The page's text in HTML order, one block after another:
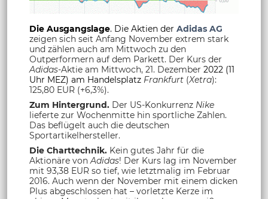
Die Ausgangslage. Die Aktien der Adidas AG
zeigen sich seit Anfang November extrem stark
und zählen auch am Mittwoch zu den
Outperformern auf dem Parkett. Der Kurs der
Adidas-Aktie am Mittwoch, 21. Dezember 2022 (11
Uhr MEZ) am Handelsplatz Frankfurt (Xetra):
125,80 EUR (+6,3%).
Zum Hintergrund. Der US-Konkurrenz Nike
lieferte zur Wochenmitte hin sportliche Zahlen.
Das beflügelt auch die deutschen
Sportartikelhersteller.
Die Charttechnik. Kein gutes Jahr für die
Aktionäre vonAdidas! Der Kurs lag im November
mit 93,38 EUR so tief, wie letztmalig im Februar
2016. Auch wenn der November mit einem dicken
Plus abgeschlossen hat – vorletzte Kerze im